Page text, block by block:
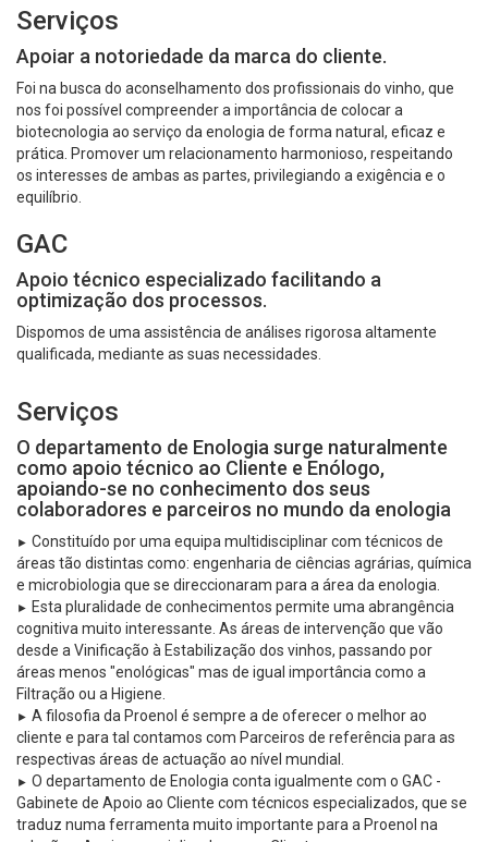
Serviços
Apoiar a notoriedade da marca do cliente.
Foi na busca do aconselhamento dos profissionais do vinho, que
nos foi possível compreender a importância de colocar a
biotecnologia ao serviço da enologia de forma natural, eficaz e
prática. Promover um relacionamento harmonioso, respeitando
os interesses de ambas as partes, privilegiando a exigência e o
equilíbrio.
GAC
Apoio técnico especializado facilitando a
optimização dos processos.
Dispomos de uma assistência de análises rigorosa altamente
qualificada, mediante as suas necessidades.
Serviços
O departamento de Enologia surge naturalmente
como apoio técnico ao Cliente e Enólogo,
apoiando-se no conhecimento dos seus
colaboradores e parceiros no mundo da enologia
► Constituído por uma equipa multidisciplinar com técnicos de
áreas tão distintas como: engenharia de ciências agrárias, química
e microbiologia que se direccionaram para a área da enologia.
► Esta pluralidade de conhecimentos permite uma abrangência
cognitiva muito interessante. As áreas de intervenção que vão
desde a Vinificação à Estabilização dos vinhos, passando por
áreas menos "enológicas" mas de igual importância como a
Filtração ou a Higiene.
► A filosofia da Proenol é sempre a de oferecer o melhor ao
cliente e para tal contamos com Parceiros de referência para as
respectivas áreas de actuação ao nível mundial.
► O departamento de Enologia conta igualmente com o GAC -
Gabinete de Apoio ao Cliente com técnicos especializados, que se
traduz numa ferramenta muito importante para a Proenol na